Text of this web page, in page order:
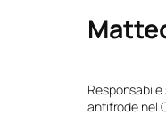
antifrode nel